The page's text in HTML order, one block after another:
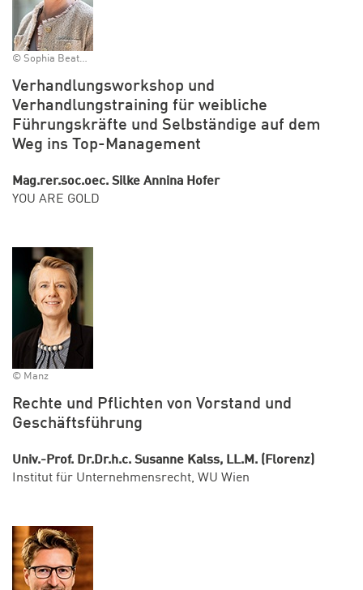
© Sophia Beatrice Auly
Verhandlungsworkshop und
Verhandlungstraining für weibliche
Führungskräfte und Selbständige auf dem
Weg ins Top-Management
Mag.rer.soc.oec. Silke Annina Hofer
YOU ARE GOLD
© Manz
Rechte und Pflichten von Vorstand und
Geschäftsführung
Univ.-Prof. Dr.Dr.h.c. Susanne Kalss, LL.M. (Florenz)
Institut für Unternehmensrecht, WU Wien